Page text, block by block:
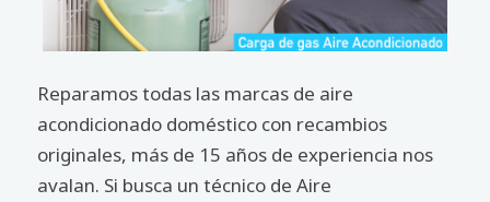
Reparamos todas las marcas de aire
acondicionado doméstico con recambios
originales, más de 15 años de experiencia nos
avalan. Si busca un técnico de Aire